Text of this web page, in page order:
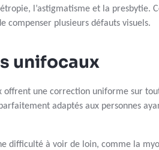
l’astigmatisme et la presbytie.
compenser plusieurs défauts visuels.
unifocaux
offrent une correction uniforme sur
adaptés aux personnes
difficulté à voir de loin, comme la